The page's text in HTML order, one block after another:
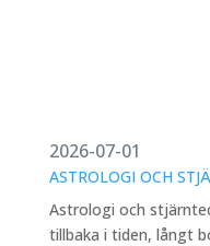
2026-07-01
ASTROLOGI OCH
Astrologi och
tillbaka i tiden, långt